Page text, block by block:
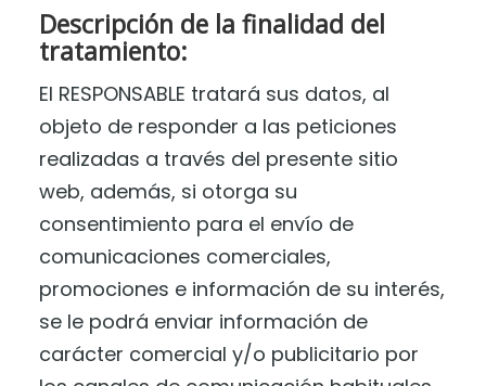
Descripción de la finalidad del
tratamiento:
El RESPONSABLE tratará sus datos, al
objeto de responder a las peticiones
realizadas a través del presente sitio
web, además, si otorga su
consentimiento para el envío de
comunicaciones comerciales,
promociones e información de su interés,
se le podrá enviar información de
carácter comercial y/o publicitario por